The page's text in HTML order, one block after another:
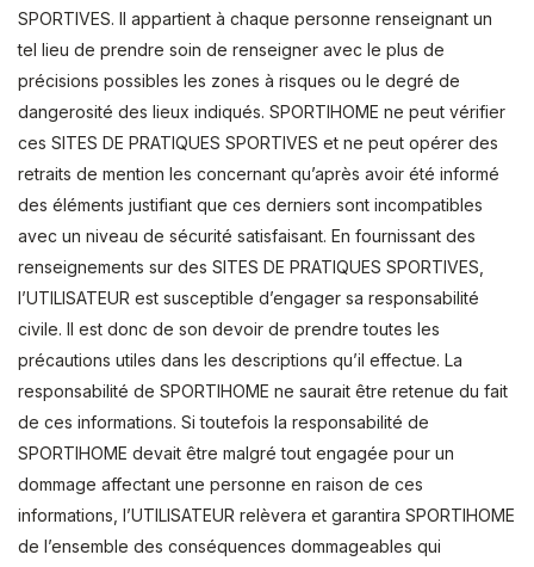
SPORTIVES. Il appartient à chaque personne renseignant un
tel lieu de prendre soin de renseigner avec le plus de
précisions possibles les zones à risques ou le degré de
dangerosité des lieux indiqués. SPORTIHOME ne peut vérifier
ces SITES DE PRATIQUES SPORTIVES et ne peut opérer des
retraits de mention les concernant qu’après avoir été informé
des éléments justifiant que ces derniers sont incompatibles
avec un niveau de sécurité satisfaisant. En fournissant des
renseignements sur des SITES DE PRATIQUES SPORTIVES,
l’UTILISATEUR est susceptible d’engager sa responsabilité
civile. Il est donc de son devoir de prendre toutes les
précautions utiles dans les descriptions qu’il effectue. La
responsabilité de SPORTIHOME ne saurait être retenue du fait
de ces informations. Si toutefois la responsabilité de
SPORTIHOME devait être malgré tout engagée pour un
dommage affectant une personne en raison de ces
informations, l’UTILISATEUR relèvera et garantira SPORTIHOME
de l’ensemble des conséquences dommageables qui